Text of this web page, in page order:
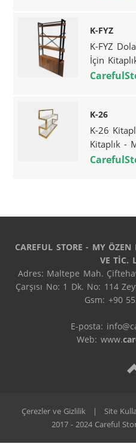
K-FYZ
K-FYZ
İçin
K-26
K-26
Kitaplık -
CAREFUL STORE - MY
VE TİC.
Adres: Maltepe Mah.
Çarşısı No: 1 Dk. No: 114
Gsm: +90
E-posta:
Web: www.
Çerezler ve Gizlilik | Site
2017 - 2024 Careful